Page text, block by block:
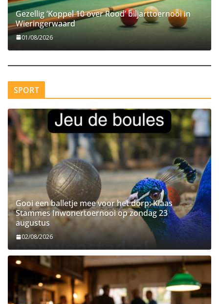
Gezellig ‘Koppel 10 over Rood’ biljarttoernooi in
Wieringerwaard
01/08/2026
SPORT
Gooi een balletje mee voor het dorp: Klaas
Stammes Inwonertoernooi op zondag 23
augustus
02/08/2026